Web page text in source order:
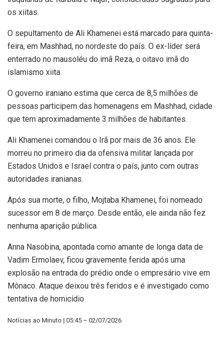
os xiitas.
O sepultamento de Ali Khamenei está marcado para quinta-
feira, em Mashhad, no nordeste do país. O ex-líder será
enterrado no mausoléu do imã Reza, o oitavo imã do
islamismo xiita.
O governo iraniano estima que cerca de 8,5 milhões de
pessoas participem das homenagens em Mashhad, cidade
que tem aproximadamente 3 milhões de habitantes.
Ali Khamenei comandou o Irã por mais de 36 anos. Ele
morreu no primeiro dia da ofensiva militar lançada por
Estados Unidos e Israel contra o país, junto com outras
autoridades iranianas.
Após sua morte, o filho, Mojtaba Khamenei, foi nomeado
sucessor em 8 de março. Desde então, ele ainda não fez
nenhuma aparição pública.
Anna Nasobina, apontada como amante de longa data de
Vadim Ermolaev, ficou gravemente ferida após uma
explosão na entrada do prédio onde o empresário vive em
Mônaco. Ataque deixou três feridos e é investigado como
tentativa de homicídio
Notícias ao Minuto | 05:45 – 02/07/2026